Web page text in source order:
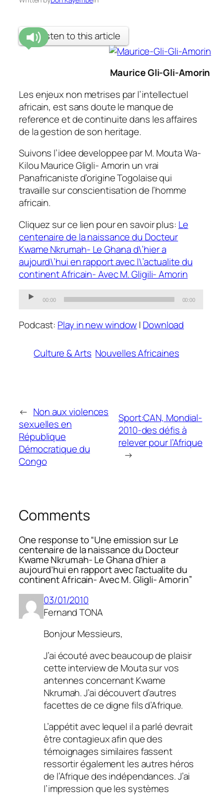
Listen to this article
Maurice Gli-Gli-Amorin
Les enjeux non metrises par l’intellectuel
africain, est sans doute le manque de
reference et de continuite dans les affaires
de la gestion de son heritage.
Suivons l’idee developpee par M. Mouta Wa-
Kilou Maurice Gligli- Amorin un vrai
Panafricaniste d’origine Togolaise qui
travaille sur conscientisation de l’homme
africain.
Cliquez sur ce lien pour en savoir plus: Le
centenaire de la naissance du Docteur
Kwame Nkrumah- Le Ghana d\’hier a
aujourd\’hui en rapport avec l\’actualite du
continent Africain- Avec M. Gligili- Amorin
Audio
00:00 00:00
Podcast: Play in new window| Download
Culture & Arts Nouvelles Africaines
← Non aux violences
sexuelles en
République
Démocratique du
Congo
Sport:CAN, Mondial-
2010-des défis à
relever pour l’Afrique
→
Comments
One response to “Une emission sur Le
centenaire de la naissance du Docteur
Kwame Nkrumah- Le Ghana d’hier a
aujourd’hui en rapport avec l’actualite du
continent Africain- Avec M. Gligli- Amorin”
03/01/2010
Fernand TONA
Bonjour Messieurs,
J’ai écouté avec beaucoup de plaisir
cette interview de Mouta sur vos
antennes concernant Kwame
Nkrumah. J’ai découvert d’autres
facettes de ce digne fils d’Afrique.
L’appétit avec lequel il a parlé devrait
être contagieux afin que des
témoignages similaires fassent
ressortir également les autres héros
de l’Afrique des indépendances. J’ai
l’impression que les systèmes